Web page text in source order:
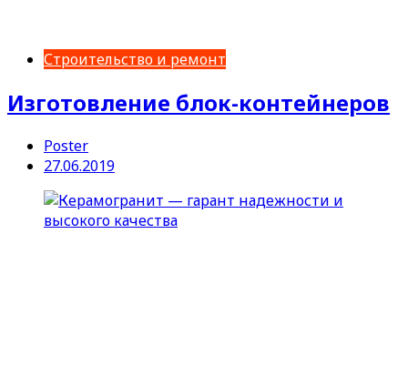
Строительство и ремонт
Изготовление блок-контейнеров
Poster
27.06.2019